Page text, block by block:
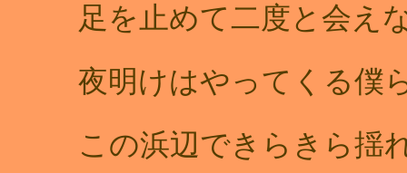
足を止めて二度と会
夜明けはやってくる
この浜辺できらきら